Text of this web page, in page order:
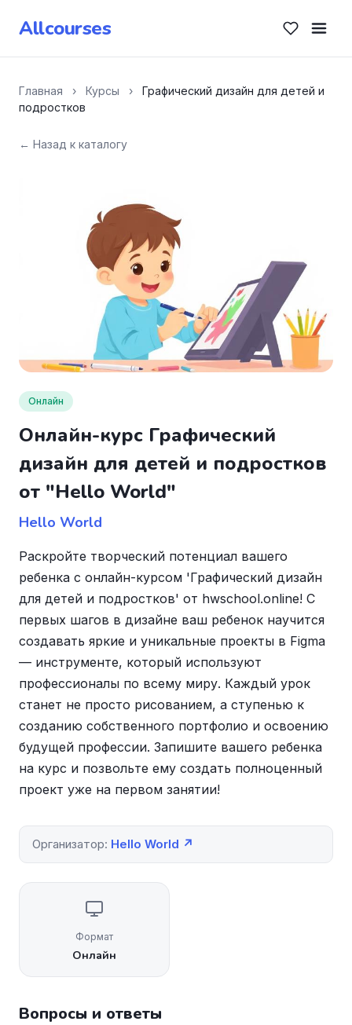
Allcourses
Главная › Курсы ›
Графический дизайн для детей и
подростков
← Назад к каталогу
Онлайн
Онлайн-курс Графический
дизайн для детей и подростков
от "Hello World"
Hello World
Раскройте творческий потенциал вашего
ребенка с онлайн-курсом 'Графический дизайн
для детей и подростков' от hwschool.online! С
первых шагов в дизайне ваш ребенок научится
создавать яркие и уникальные проекты в Figma
— инструменте, который используют
профессионалы по всему миру. Каждый урок
станет не просто рисованием, а ступенью к
созданию собственного портфолио и освоению
будущей профессии. Запишите вашего ребенка
на курс и позвольте ему создать полноценный
проект уже на первом занятии!
Организатор: Hello World ↗
Формат
Онлайн
Вопросы и ответы